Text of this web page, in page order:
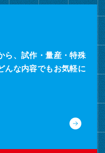
ら、試作・量産・特殊
んな内容でもお気軽に